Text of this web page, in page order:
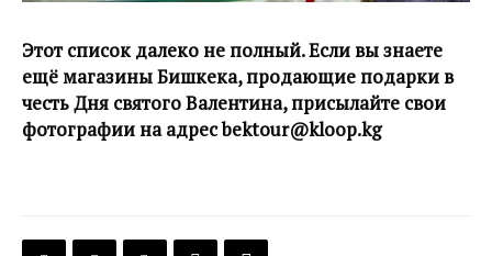
Этот список далеко не полный. Если вы знаете
ещё магазины Бишкека, продающие подарки в
честь Дня святого Валентина, присылайте свои
фотографии на адрес bektour@kloop.kg